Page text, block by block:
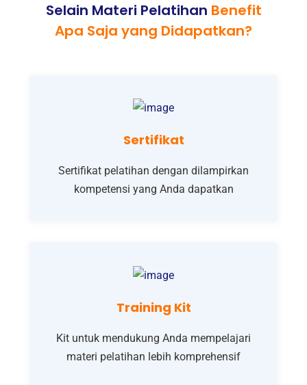
Selain Materi Pelatihan Benefit
Apa Saja yang Didapatkan?
Sertifikat
Sertifikat pelatihan dengan dilampirkan
kompetensi yang Anda dapatkan
Training Kit
Kit untuk mendukung Anda mempelajari
materi pelatihan lebih komprehensif